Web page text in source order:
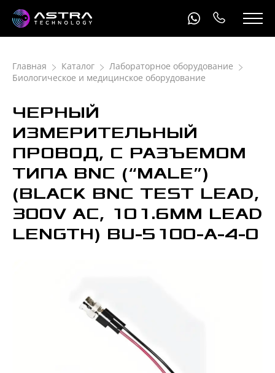
Главная Каталог
Лабораторное оборудование
Биологическое и медицинское оборудование
ЧЕРНЫЙ
ИЗМЕРИТЕЛЬНЫЙ
ПРОВОД, С РАЗЪЕМОМ
ТИПА BNC (“MALE”)
(BLACK BNC TEST LEAD,
300V AC, 101.6MM LEAD
LENGTH) BU-5100-A-4-0